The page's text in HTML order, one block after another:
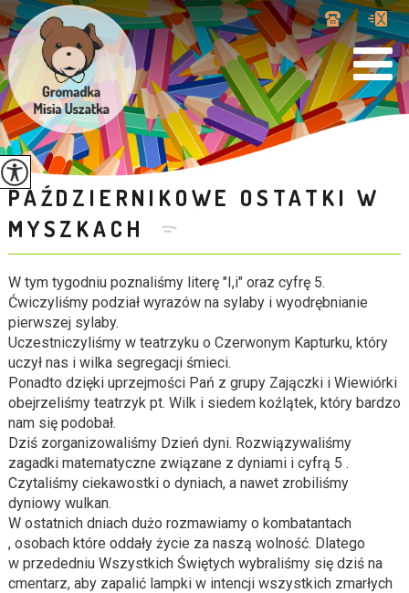
PAŹDZIERNIKOWE OSTATKI W
MYSZKACH
W tym tygodniu poznaliśmy literę "I,i" oraz cyfrę 5.
Ćwiczyliśmy podział wyrazów na sylaby i wyodrębnianie
pierwszej sylaby.
Uczestniczyliśmy w teatrzyku o Czerwonym Kapturku, który
uczył nas i wilka segregacji śmieci.
Ponadto dzięki uprzejmości Pań z grupy Zajączki i Wiewiórki
obejrzeliśmy teatrzyk pt. Wilk i siedem koźlątek, który bardzo
nam się podobał.
Dziś zorganizowaliśmy Dzień dyni. Rozwiązywaliśmy
zagadki matematyczne związane z dyniami i cyfrą 5 .
Czytaliśmy ciekawostki o dyniach, a nawet zrobiliśmy
dyniowy wulkan.
W ostatnich dniach dużo rozmawiamy o kombatantach
, osobach które oddały życie za naszą wolność. Dlatego
w przededniu Wszystkich Świętych wybraliśmy się dziś na
cmentarz, aby zapalić lampki w intencji wszystkich zmarłych